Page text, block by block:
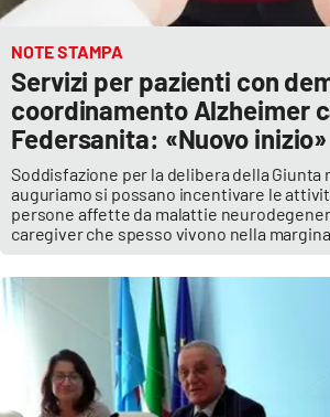
NOTE STAMPA
Servizi per pazienti con
coordinamento Alzheimer
Federsanita: «Nuovo inizio»
Soddisfazione per la delibera della Giunta
auguriamo si possano incentivare le
persone affette da malattie
caregiver che spesso vivono nella